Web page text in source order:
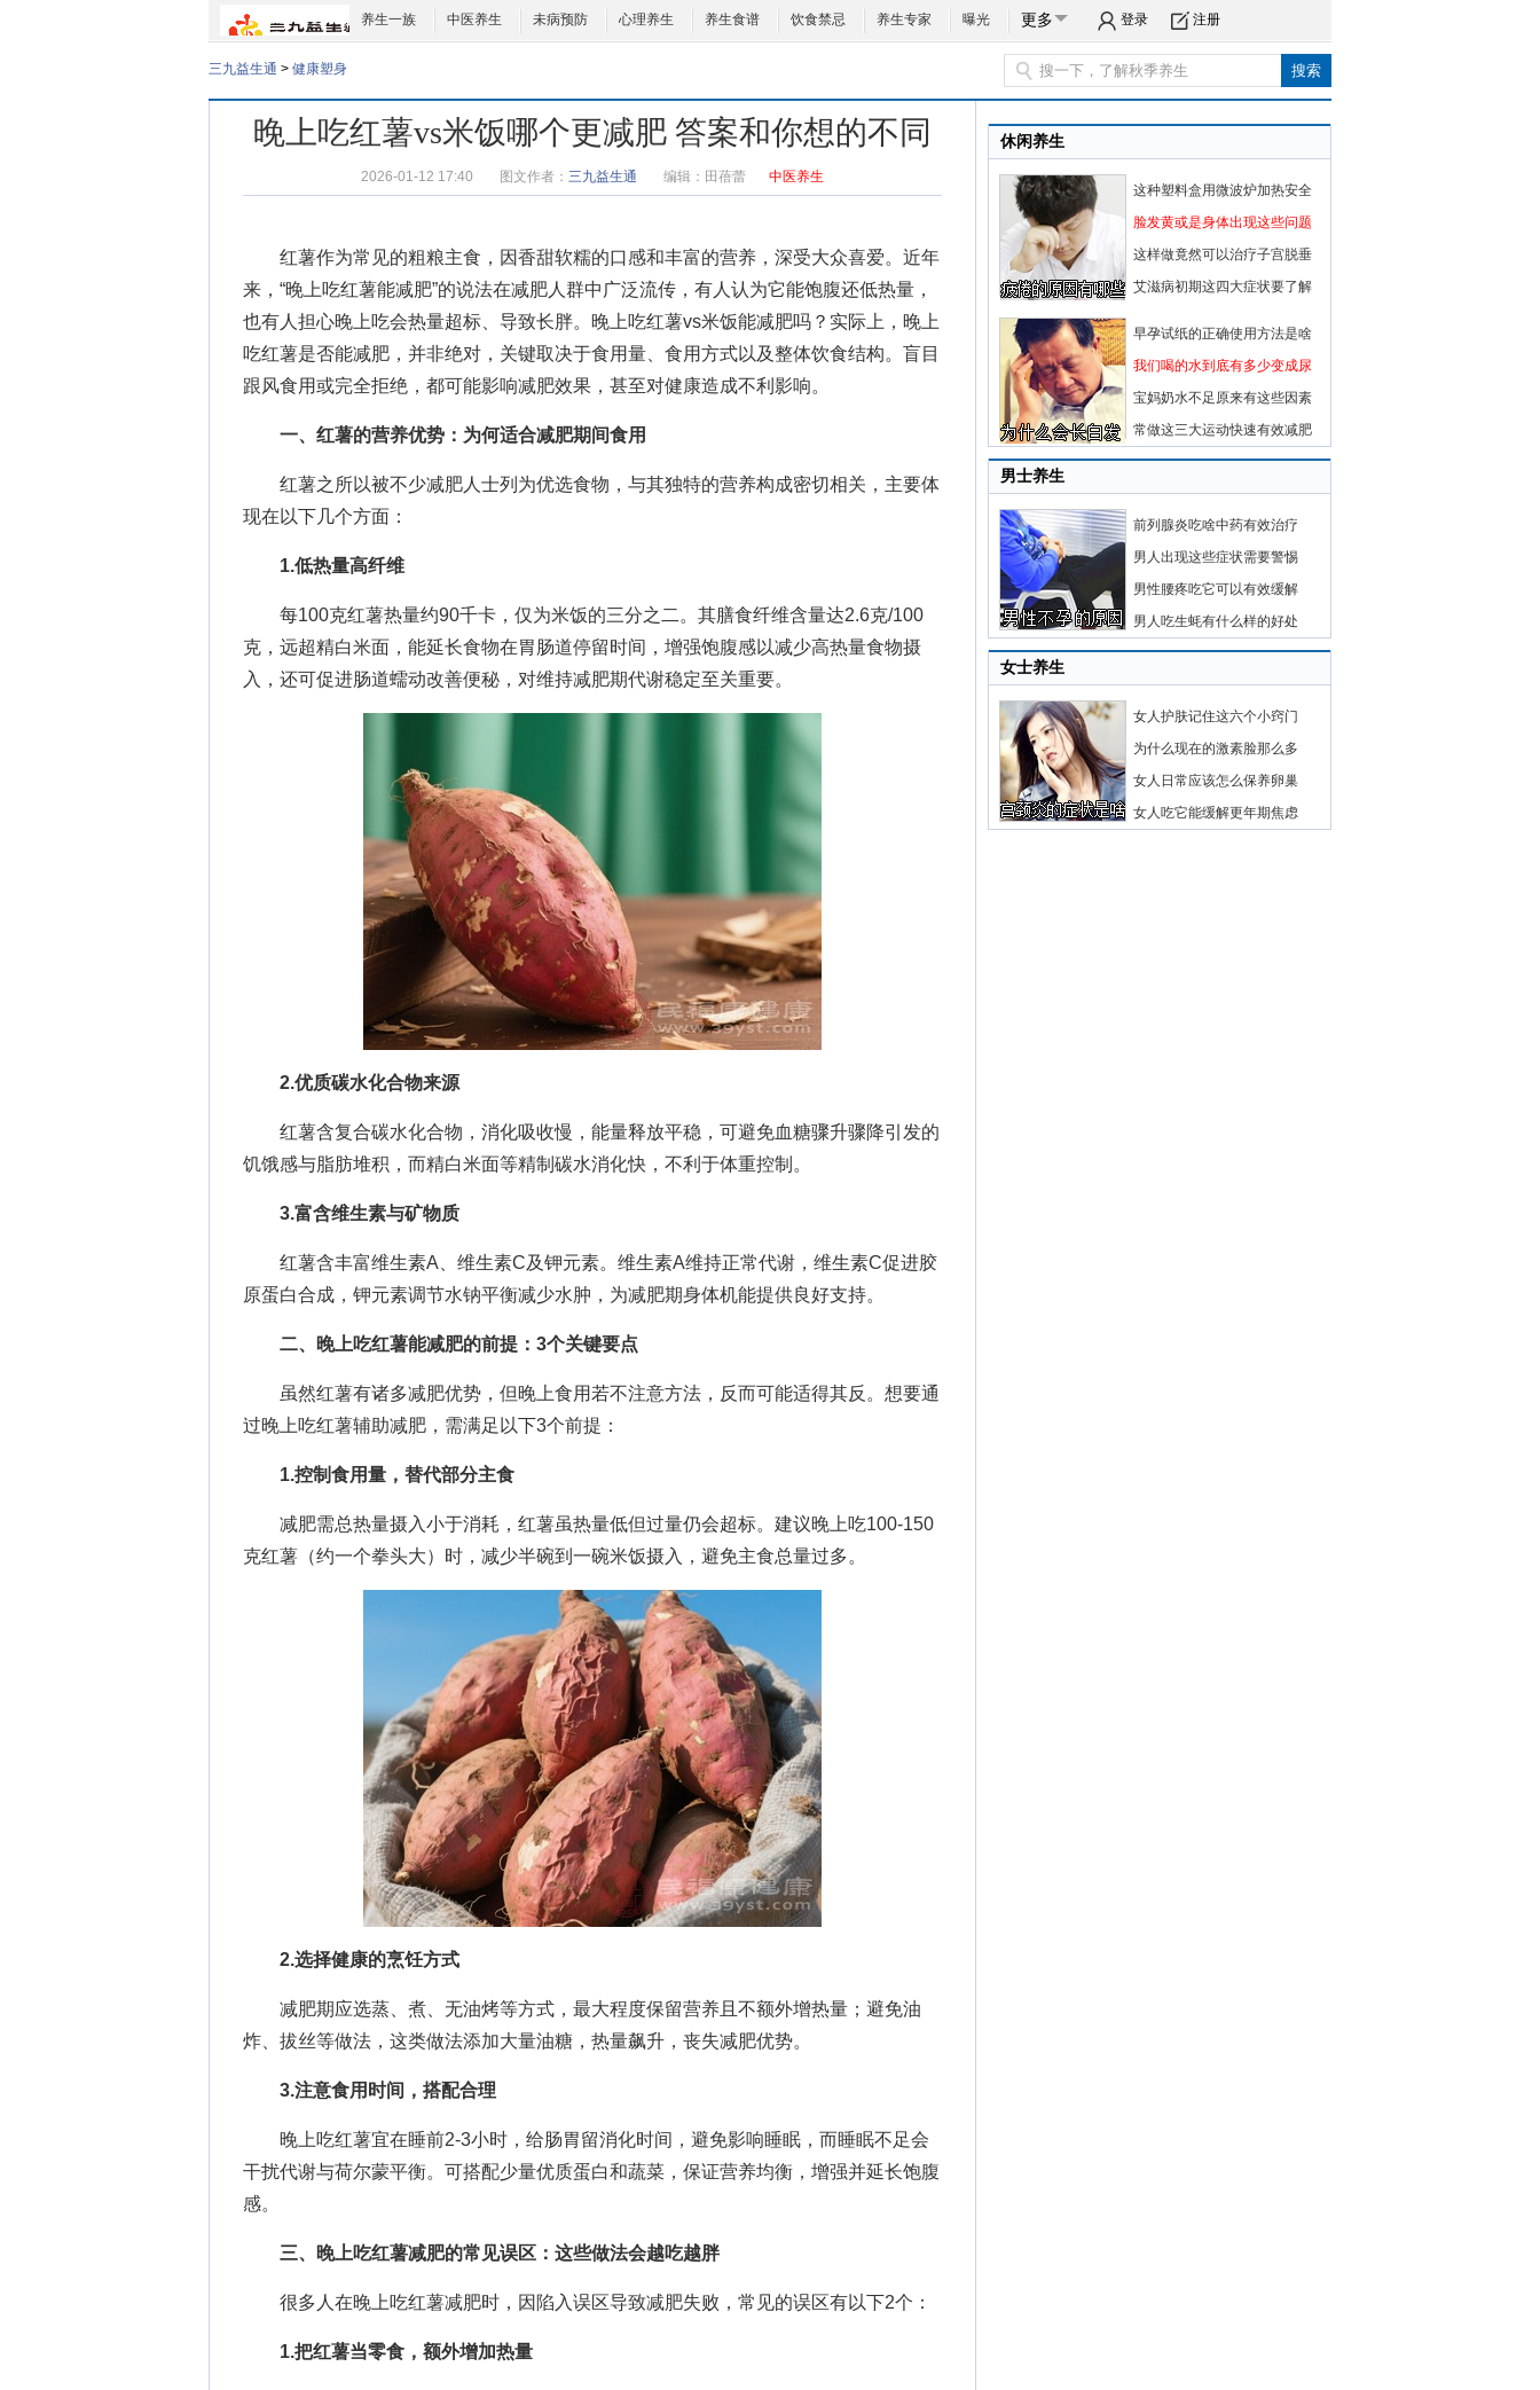
养生一族 中医养生 未病预防 心理养生 养生食谱 饮食禁忌 养生专家 曝光 更多 登录 注册
三九益生通 > 健康塑身
晚上吃红薯vs米饭哪个更减肥 答案和你想的不同
2026-01-12 17:40 图文作者： 三九益生通 编辑： 田蓓蕾 中医养生
红薯作为常见的粗粮主食，因香甜软糯的口感和丰富的营养，深受大众喜爱。近年
来，“晚上吃红薯能减肥”的说法在减肥人群中广泛流传，有人认为它能饱腹还低热量，
也有人担心晚上吃会热量超标、导致长胖。 晚上吃红薯vs米饭能减肥吗 ？实际上，晚上
吃红薯是否能减肥，并非绝对，关键取决于食用量、食用方式以及整体饮食结构。盲目
跟风食用或完全拒绝，都可能影响减肥效果，甚至对健康造成不利影响。
一、红薯的营养优势：为何适合减肥期间食用
红薯之所以被不少减肥人士列为优选食物，与其独特的营养构成密切相关，主要体
现在以下几个方面：
1.低热量高纤维
每100克红薯热量约90千卡，仅为米饭的三分之二。其膳食纤维含量达2.6克/100
克，远超精白米面，能延长食物在胃肠道停留时间，增强饱腹感以减少高热量食物摄
入，还可促进肠道蠕动改善便秘，对维持减肥期代谢稳定至关重要。
2.优质碳水化合物来源
红薯含复合碳水化合物，消化吸收慢，能量释放平稳，可避免血糖骤升骤降引发的
饥饿感与脂肪堆积，而精白米面等精制碳水消化快，不利于体重控制。
3.富含维生素与矿物质
红薯含丰富维生素A、维生素C及钾元素。维生素A维持正常代谢，维生素C促进胶
原蛋白合成，钾元素调节水钠平衡减少水肿，为减肥期身体机能提供良好支持。
二、晚上吃红薯能减肥的前提：3个关键要点
虽然红薯有诸多减肥优势，但晚上食用若不注意方法，反而可能适得其反。想要通
过晚上吃红薯辅助减肥，需满足以下3个前提：
1.控制食用量，替代部分主食
减肥需总热量摄入小于消耗，红薯虽热量低但过量仍会超标。建议晚上吃100-150
克红薯（约一个拳头大）时，减少半碗到一碗米饭摄入，避免主食总量过多。
2.选择健康的烹饪方式
减肥期应选蒸、煮、无油烤等方式，最大程度保留营养且不额外增热量；避免油
炸、拔丝等做法，这类做法添加大量油糖，热量飙升，丧失减肥优势。
3.注意食用时间，搭配合理
晚上吃红薯宜在睡前2-3小时，给肠胃留消化时间，避免影响睡眠，而睡眠不足会
干扰代谢与荷尔蒙平衡。可搭配少量优质蛋白和蔬菜，保证营养均衡，增强并延长饱腹
感。
三、晚上吃红薯减肥的常见误区：这些做法会越吃越胖
很多人在晚上吃红薯减肥时，因陷入误区导致减肥失败，常见的误区有以下2个：
1.把红薯当零食，额外增加热量
休闲养生
这种塑料盒用微波炉加热安全
脸发黄或是身体出现这些问题
这样做竟然可以治疗子宫脱垂
艾滋病初期这四大症状要了解
早孕试纸的正确使用方法是啥
我们喝的水到底有多少变成尿
宝妈奶水不足原来有这些因素
常做这三大运动快速有效减肥
男士养生
前列腺炎吃啥中药有效治疗
男人出现这些症状需要警惕
男性腰疼吃它可以有效缓解
男人吃生蚝有什么样的好处
女士养生
女人护肤记住这六个小窍门
为什么现在的激素脸那么多
女人日常应该怎么保养卵巢
女人吃它能缓解更年期焦虑